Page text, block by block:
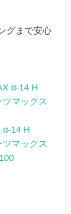
グまで安心
α-14 H
ツマックス